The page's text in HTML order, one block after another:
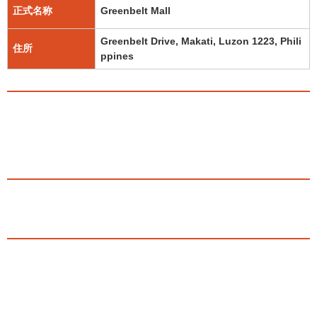
正式名称 Greenbelt Mall
住所
Greenbelt Drive, Makati, Luzon 1223, Phili
ppines